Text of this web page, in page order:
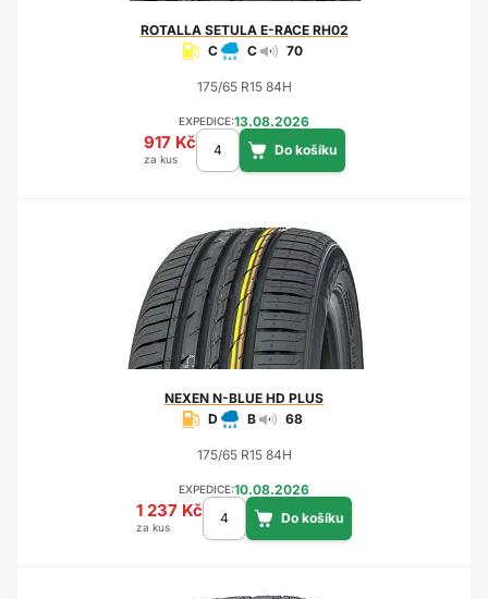
ROTALLASETULA E-RACE RH02
C
C 70
175/65 R15 84H
EXPEDICE:13.08.2026
917 Kč
za kus
NEXEN N-BLUE HD PLUS
D
B 68
175/65 R15 84H
EXPEDICE:10.08.2026
1 237 Kč
za kus